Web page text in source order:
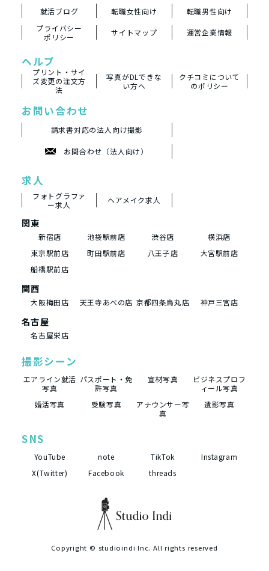
就活ブログ
転職女性向け
転職男性向け
プライバシー
ポリシー
サイトマップ 運営企業情報
ヘルプ
プリント・サイ
ズ変更の注文方
法
写真がDLできな
い方へ
クチコミについて
のポリシー
お問い合わせ
請求書対応の法人向け撮影
お問合わせ（法人向け）
求人
フォトグラファ
ー求人
ヘアメイク求人
関東
新宿店 池袋駅前店 渋谷店
横浜店
東京駅前店
町田駅前店 八王子店
大宮駅前店
船橋駅前店
関西
大阪梅田店 天王寺あべの店 京都四条烏丸店 神戸三宮店
名古屋
名古屋栄店
撮影シーン
エアライン就活
写真
パスポート・免
許写真
宣材写真
ビジネスプロフ
ィール写真
婚活写真
受験写真
アナウンサー写
真
遺影写真
SNS
YouTube note TikTok
Instagram
X(Twitter)
Facebook threads
Copyright © studioindi Inc. All rights reserved